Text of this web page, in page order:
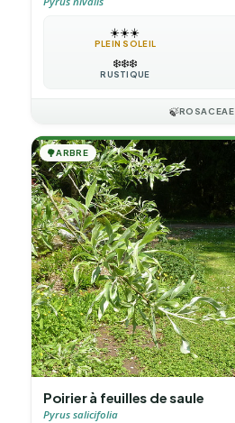
☀️☀️☀️
PLEIN SOLEIL
❄️❄️❄️
RUSTIQUE
🍃ROSACEAE
🌳ARBRE
Poirier à feuilles de saule
Pyrus salicifolia